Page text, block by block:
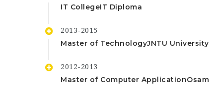
IT CollegeIT Diploma
2013-2015
Master of TechnologyJNTU
2012-2013
Master of Computer Application